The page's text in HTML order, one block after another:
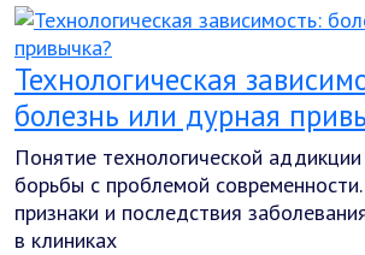
Технологическая
болезнь или дурная
Понятие технологической
борьбы с проблемой
признаки и последствия
в клиниках